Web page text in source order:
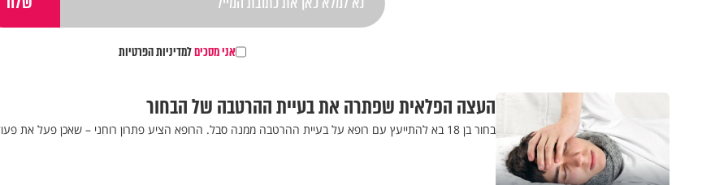
אני מסכיםלמדיניות הפרטיות
העצה הפלאית שפתרה את בעיית ההרטבה של הבחור
בחור בן 18 בא להתייעץ עם רופא על בעיית ההרטבה ממנה סבל. הרופא הציע פתרון רוחני – שאכן פעל את פעולתו